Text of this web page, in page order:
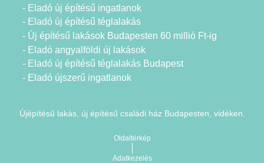
- Eladó új építésű ingatlanok
- Eladó új építésű téglalakás
- Új építésű lakások Budapesten 60 millió Ft-ig
- Eladó angyalföldi új lakások
- Eladó új építésű téglalakás Budapest
- Eladó újszerű ingatlanok
Újépítésű lakás, új építésű családi ház Budapesten, vidéken.
Oldaltérkép
Adatkezelés